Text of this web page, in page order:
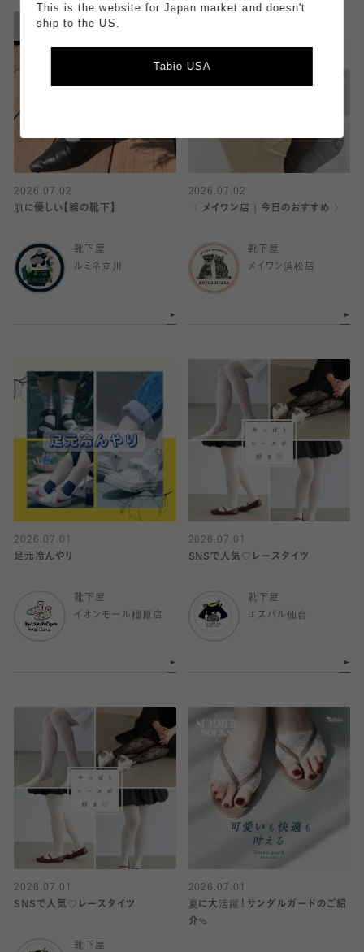
2026.07.02
肌に優しい【綿の靴下】
靴下屋
ルミネ立川
2026.07.02
〈 メイワン店｜今日のおすすめ 〉
靴下屋
メイワン浜松店
2026.07.01
足元冷んやり
靴下屋
イオンモール橿原店
2026.07.01
SNSで人気♡レースタイツ
靴下屋
エスパル仙台
2026.07.01
SNSで人気♡レースタイツ
靴下屋
2026.07.01
夏に大活躍！サンダルガードのご紹
介🩴
This is the website for Japan market and doesn't
ship to the US.
Tabio USA